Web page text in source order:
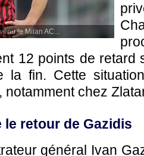
le Milan AC...
12 points de retard
la fin. Cette
notamment chez
retour de Gazidis
général Ivan